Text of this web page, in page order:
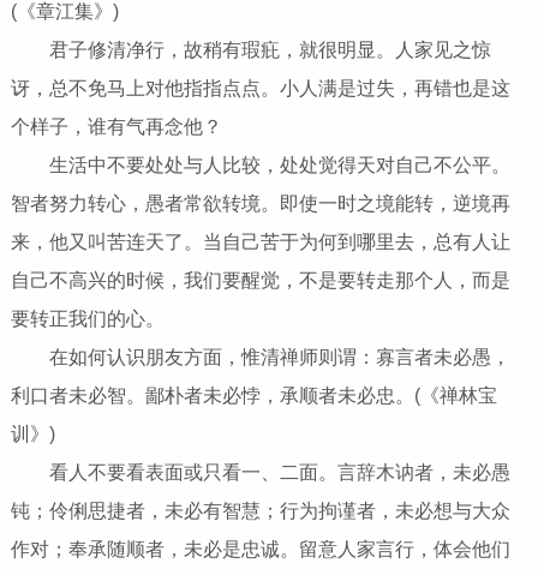
(《章江集》)
君子修清净行，故稍有瑕疪，就很明显。人家见之惊
讶，总不免马上对他指指点点。小人满是过失，再错也是这
个样子，谁有气再念他？
生活中不要处处与人比较，处处觉得天对自己不公平。
智者努力转心，愚者常欲转境。即使一时之境能转，逆境再
来，他又叫苦连天了。当自己苦于为何到哪里去，总有人让
自己不高兴的时候，我们要醒觉，不是要转走那个人，而是
要转正我们的心。
在如何认识朋友方面，惟清禅师则谓：寡言者未必愚，
利口者未必智。鄙朴者未必悖，承顺者未必忠。(《禅林宝
训》)
看人不要看表面或只看一、二面。言辞木讷者，未必愚
钝；伶俐思捷者，未必有智慧；行为拘谨者，未必想与大众
作对；奉承随顺者，未必是忠诚。留意人家言行，体会他们